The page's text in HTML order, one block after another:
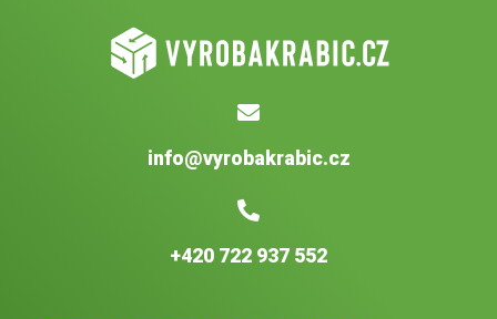
info@vyrobakrabic.cz
+420 722 937 552